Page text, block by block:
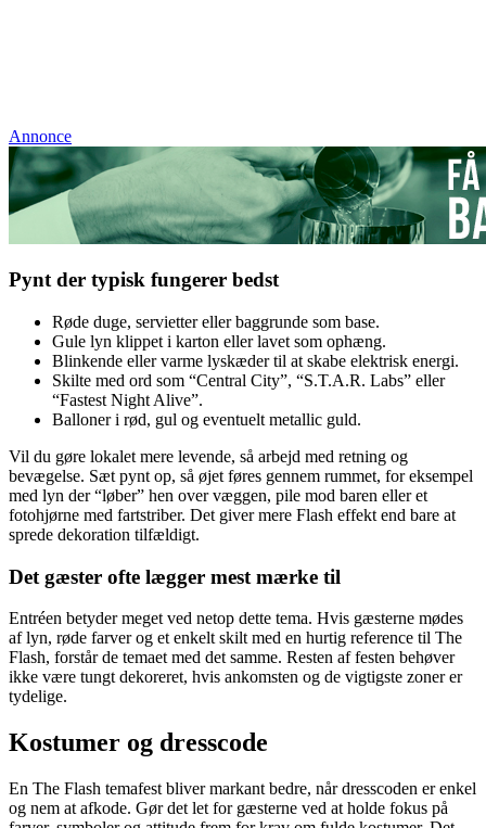
Annonce
Pynt der typisk fungerer bedst
Røde duge, servietter eller baggrunde som base.
Gule lyn klippet i karton eller lavet som ophæng.
Blinkende eller varme lyskæder til at skabe elektrisk energi.
Skilte med ord som “Central City”, “S.T.A.R. Labs” eller
“Fastest Night Alive”.
Balloner i rød, gul og eventuelt metallic guld.
Vil du gøre lokalet mere levende, så arbejd med retning og
bevægelse. Sæt pynt op, så øjet føres gennem rummet, for eksempel
med lyn der “løber” hen over væggen, pile mod baren eller et
fotohjørne med fartstriber. Det giver mere Flash effekt end bare at
sprede dekoration tilfældigt.
Det gæster ofte lægger mest mærke til
Entréen betyder meget ved netop dette tema. Hvis gæsterne mødes
af lyn, røde farver og et enkelt skilt med en hurtig reference til The
Flash, forstår de temaet med det samme. Resten af festen behøver
ikke være tungt dekoreret, hvis ankomsten og de vigtigste zoner er
tydelige.
Kostumer og dresscode
En The Flash temafest bliver markant bedre, når dresscoden er enkel
og nem at afkode. Gør det let for gæsterne ved at holde fokus på